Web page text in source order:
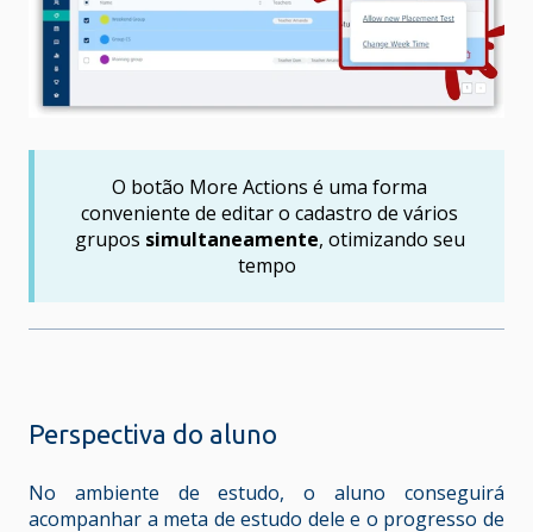
O botão More Actions é uma forma
conveniente de editar o cadastro de vários
grupos simultaneamente, otimizando seu
tempo
Perspectiva do aluno
No ambiente de estudo, o aluno conseguirá
acompanhar a meta de estudo dele e o progresso de